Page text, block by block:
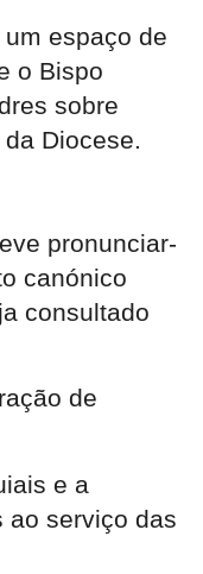
espaço de
o Bispo
sobre
Diocese.
pronunciar-
canónico
consultado
de
e a
ao serviço das